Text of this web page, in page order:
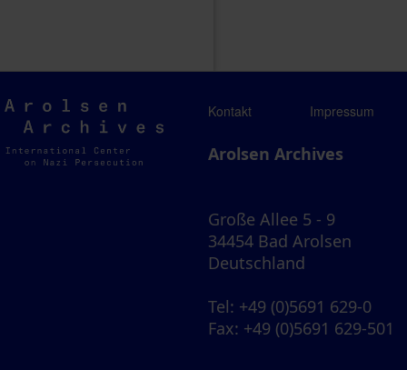
Arolsen
Archives
Kontakt Impressum
Arolsen Archives
Große Allee 5 - 9
34454 Bad Arolsen
Deutschland
Tel: +49 (0)5691 629-0
Fax: +49 (0)5691 629-501